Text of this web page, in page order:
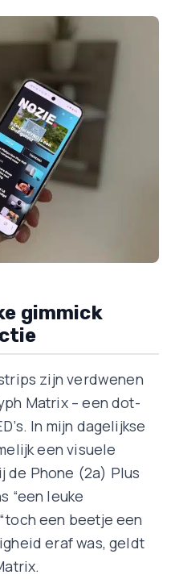
gimmick
zijn verdwenen
Matrix – een dot-
In mijn dagelijkse
een visuele
de Phone (2a) Plus
“een leuke
een beetje een
eraf was, geldt